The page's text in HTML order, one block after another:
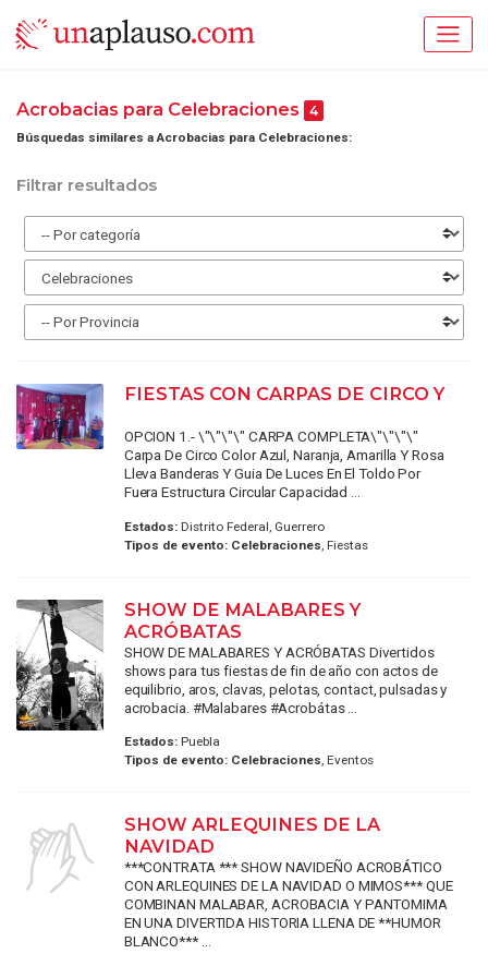
Acrobacias para Celebraciones 4
Búsquedas similares a Acrobacias para Celebraciones:
Filtrar resultados
FIESTAS CON CARPAS DE CIRCO Y
OPCION 1.- \"\"\"\" CARPA COMPLETA\"\"\"\"
Carpa De Circo Color Azul, Naranja, Amarilla Y Rosa
Lleva Banderas Y Guia De Luces En El Toldo Por
Fuera Estructura Circular Capacidad ...
Estados:Distrito Federal, Guerrero
Tipos de evento: Celebraciones, Fiestas
SHOW DE MALABARES Y
ACRÓBATAS
SHOW DE MALABARES Y ACRÓBATAS Divertidos
shows para tus fiestas de fin de año con actos de
equilibrio, aros, clavas, pelotas, contact, pulsadas y
acrobacia. #Malabares #Acrobátas ...
Estados:Puebla
Tipos de evento: Celebraciones, Eventos
SHOW ARLEQUINES DE LA
NAVIDAD
***CONTRATA *** SHOW NAVIDEÑO ACROBÁTICO
CON ARLEQUINES DE LA NAVIDAD O MIMOS*** QUE
COMBINAN MALABAR, ACROBACIA Y PANTOMIMA
EN UNA DIVERTIDA HISTORIA LLENA DE **HUMOR
BLANCO*** ...